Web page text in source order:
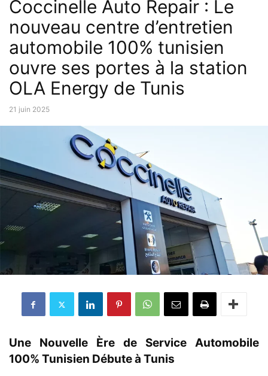
Coccinelle Auto Repair : Le
nouveau centre d’entretien
automobile 100% tunisien
ouvre ses portes à la station
OLA Energy de Tunis
21 juin 2025
Une Nouvelle Ère de Service Automobile
100% Tunisien Débute à Tunis